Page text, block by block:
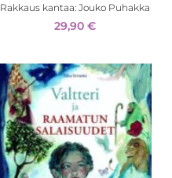
Rakkaus kantaa: Jouko Puhakka
29,90€